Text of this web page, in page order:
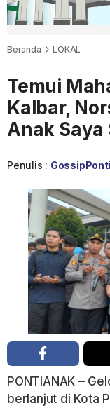
Beranda LOKAL
Temui
Kalbar,
Anak Saya
Penulis :
PONTIANAK –
berlanjut di Kota